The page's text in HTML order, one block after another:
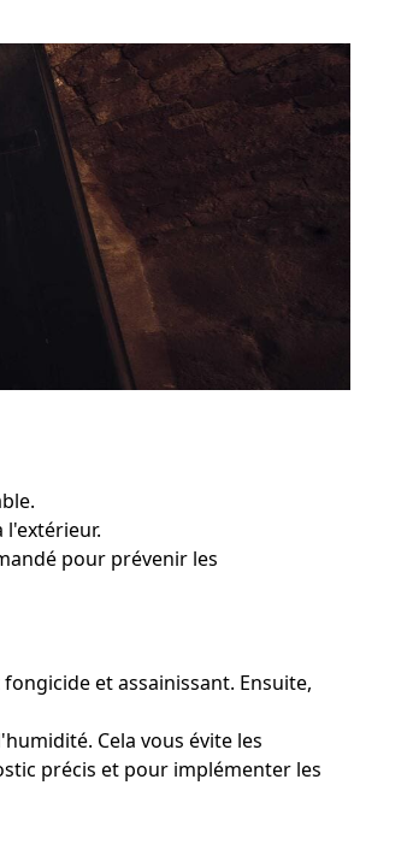
pour prévenir les
et assainissant. Ensuite,
Cela vous évite les
précis et pour implémenter les